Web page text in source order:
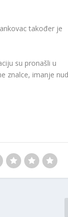
također je
su pronašli u
znalce, imanje